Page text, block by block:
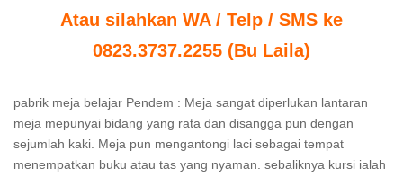
Atau silahkan WA / Telp / SMS ke
0823.3737.2255 (Bu Laila)
pabrik meja belajar Pendem : Meja sangat diperlukan lantaran
meja mepunyai bidang yang rata dan disangga pun dengan
sejumlah kaki. Meja pun mengantongi laci sebagai tempat
menempatkan buku atau tas yang nyaman. sebaliknya kursi ialah